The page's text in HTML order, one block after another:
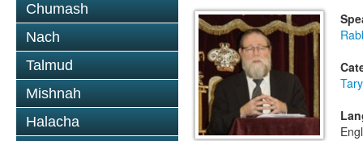
Chumash
Nach
Talmud
Mishnah
Halacha